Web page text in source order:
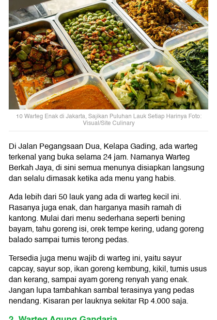
10 Warteg Enak di Jakarta, Sajikan Puluhan Lauk Setiap Harinya Foto:
Visual/Site Culinary
Di Jalan Pegangsaan Dua, Kelapa Gading, ada warteg
terkenal yang buka selama 24 jam. Namanya Warteg
Berkah Jaya, di sini semua menunya disiapkan langsung
dan selalu dimasak ketika ada menu yang habis.
Ada lebih dari 50 lauk yang ada di warteg kecil ini.
Rasanya juga enak, dan harganya masih ramah di
kantong. Mulai dari menu sederhana seperti bening
bayam, tahu goreng isi, orek tempe kering, udang goreng
balado sampai tumis terong pedas.
Tersedia juga menu wajib di warteg ini, yaitu sayur
capcay, sayur sop, ikan goreng kembung, kikil, tumis usus
dan kerang, sampai ayam goreng renyah yang enak.
Jangan lupa tambahkan sambal terasinya yang pedas
nendang. Kisaran per lauknya sekitar Rp 4.000 saja.